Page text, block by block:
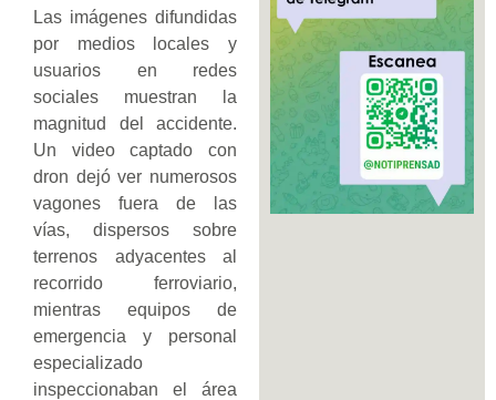
Las imágenes difundidas
por medios locales y
usuarios en redes
sociales muestran la
magnitud del accidente.
Un video captado con
dron dejó ver numerosos
vagones fuera de las
vías, dispersos sobre
terrenos adyacentes al
recorrido ferroviario,
mientras equipos de
emergencia y personal
especializado
inspeccionaban el área